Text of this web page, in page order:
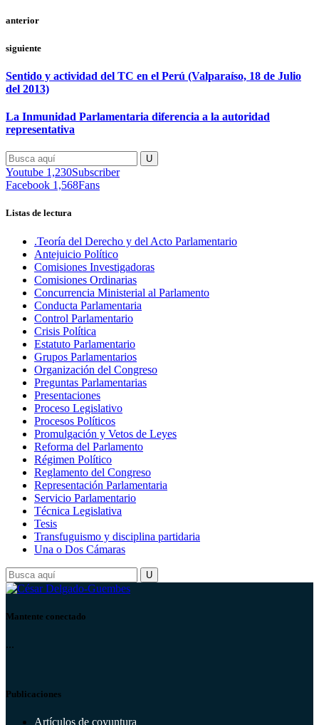
anterior
siguiente
Sentido y actividad del TC en el Perú (Valparaíso, 18 de Julio
del 2013)
La Inmunidad Parlamentaria diferencia a la autoridad
representativa
Youtube 1,230Subscriber
Facebook 1,568Fans
Listas de lectura
.Teoría del Derecho y del Acto Parlamentario
Antejuicio Político
Comisiones Investigadoras
Comisiones Ordinarias
Concurrencia Ministerial al Parlamento
Conducta Parlamentaria
Control Parlamentario
Crisis Política
Estatuto Parlamentario
Grupos Parlamentarios
Organización del Congreso
Preguntas Parlamentarias
Presentaciones
Proceso Legislativo
Procesos Políticos
Promulgación y Vetos de Leyes
Reforma del Parlamento
Régimen Político
Reglamento del Congreso
Representación Parlamentaria
Servicio Parlamentario
Técnica Legislativa
Tesis
Transfuguismo y disciplina partidaria
Una o Dos Cámaras
Mantente conectado
...
Publicaciones
Artículos de coyuntura